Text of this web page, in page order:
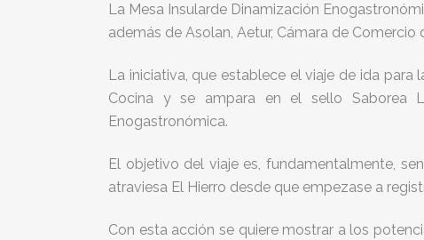
La Mesa Insularde Dinamización
además de Asolan, Aetur, Cámara de
La iniciativa, que establece el viaje de ida
Cocina y se ampara en el sello Saborea
Enogastronómica.
El objetivo del viaje es, fundamentalmente,
atraviesa El Hierro desde que empezase a
Con esta acción se quiere mostrar a los